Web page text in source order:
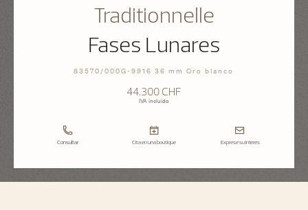
Traditionnelle
Fases Lunares
83570/000G-9916 36 mm Oro blanco
44.300 CHF
IVA incluido
Consultar Cita en una boutique Exprese su interés